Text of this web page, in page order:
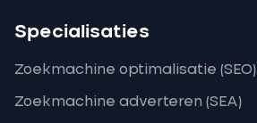
Specialisaties
Zoekmachine optimalisatie (SEO)
Zoekmachine adverteren (SEA)